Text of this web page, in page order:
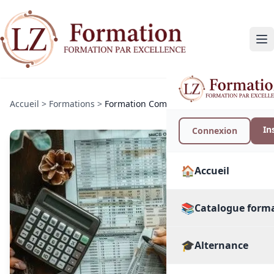
Connexion
🏠Accueil
📚Catalogue
🔍Toutes les
🎓Alternance
Accueil > Formations > Formation Comptabilité des TPE